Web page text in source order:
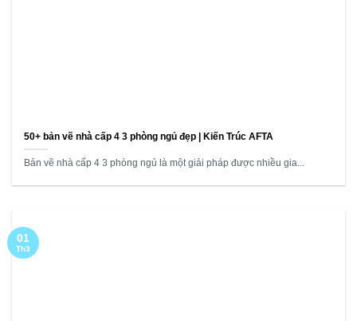
50+ bản vẽ nhà cấp 4 3 phòng ngủ đẹp | Kiến Trúc AFTA
Bản vẽ nhà cấp 4 3 phòng ngủ là một giải pháp được nhiều gia...
01
Th3